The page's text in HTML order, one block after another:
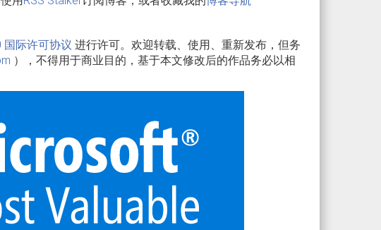
国际许可协议 进行许可。欢迎转载、使用、重新发布，但务
），不得用于商业目的，基于本文修改后的作品务必以相